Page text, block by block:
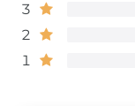
3
2
1